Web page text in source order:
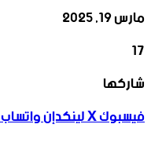
مارس 19, 2025
17
فيسبوك
‫X
لينكدإن
واتساب
تيلقرام
شاركها
فيسبوك‫Xلينكدإنواتساب